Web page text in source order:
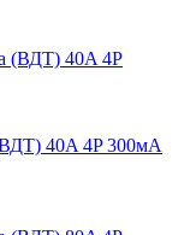
40A 4P 300мА